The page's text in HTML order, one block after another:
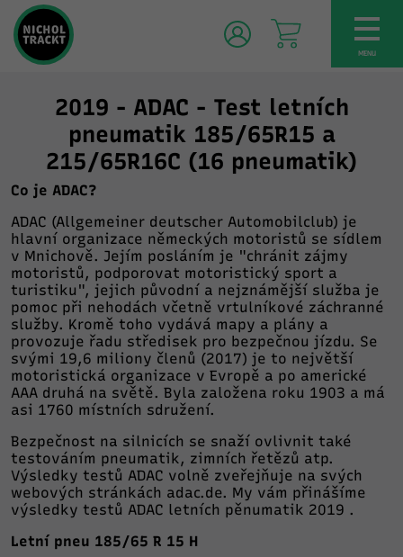
MENU
2019 - ADAC - Test letních
pneumatik 185/65R15 a
215/65R16C (16 pneumatik)
Co je ADAC?
ADAC (Allgemeiner deutscher Automobilclub) je
hlavní organizace německých motoristů se sídlem
v Mnichově. Jejím posláním je "chránit zájmy
motoristů, podporovat motoristický sport a
turistiku", jejich původní a nejznámější služba je
pomoc při nehodách včetně vrtulníkové záchranné
služby. Kromě toho vydává mapy a plány a
provozuje řadu středisek pro bezpečnou jízdu. Se
svými 19,6 miliony členů (2017) je to největší
motoristická organizace v Evropě a po americké
AAA druhá na světě. Byla založena roku 1903 a má
asi 1760 místních sdružení.
Bezpečnost na silnicích se snaží ovlivnit také
testováním pneumatik, zimních řetězů atp.
Výsledky testů ADAC volně zveřejňuje na svých
webových stránkách adac.de. My vám přinášíme
výsledky testů ADAC letních pěnumatik 2019 .
Letní pneu 185/65 R 15 H